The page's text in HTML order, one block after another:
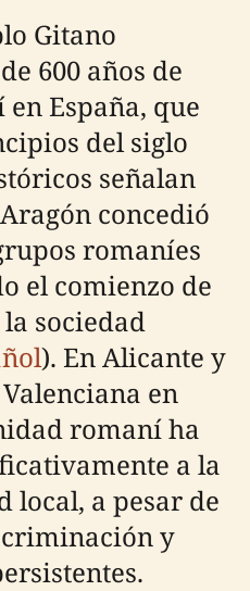
Gitano
600 años de
España, que
del siglo
señalan
concedió
romaníes
el comienzo de
sociedad
). En Alicante y
en
romaní ha
a la
local, a pesar de
y